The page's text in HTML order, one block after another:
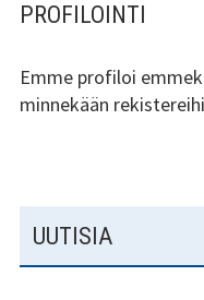
PROFILOINTI
Emme profiloi
minnekään
I
UUTISIA